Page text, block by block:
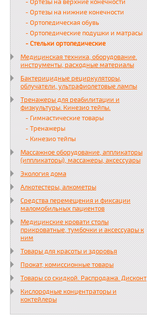
- Ортезы на верхние конечности
- Ортезы на нижние конечности
- Ортопедическая обувь
- Ортопедические подушки и матрасы
- Стельки ортопедические
Медицинская техника, оборудование.
инструменты, расходные материалы
Бактерицидные рециркуляторы,
облучатели, ультрафиолетовые лампы
Тренажеры для реабилитации и
физкультуры. Кинезио тейпы.
- Гимнастические товары
- Тренажеры
- Кинезио тейпы
Массажное оборудование, аппликаторы
(иппликаторы), массажеры, аксессуары
Экология дома
Алкотестеры, алкометры
Средства перемещения и фиксации
маломобильных пациентов
Медицинские кровати столы
прикроватные, тумбочки и аксессуары к
ним
Товары для красоты и здоровья
Прокат, комиссионные товары
Товары со скидкой. Распродажа. Дисконт
Кислородные концентраторы и
коктейлеры